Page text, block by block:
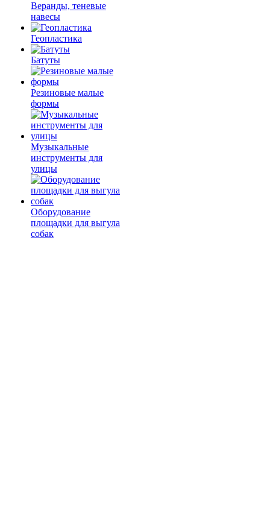
Веранды, теневые
навесы
Геопластика
Батуты
Резиновые малые
формы
Музыкальные
инструменты для
улицы
Оборудование
площадки для выгула
собак